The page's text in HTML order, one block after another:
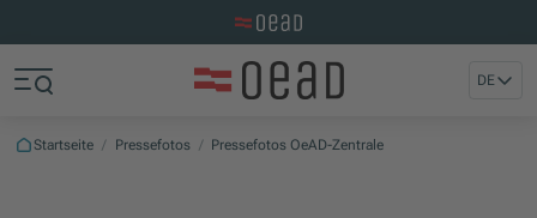
DE
Startseite / Pressefotos / Pressefotos OeAD-Zentrale